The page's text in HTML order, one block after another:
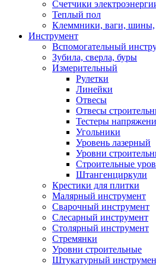
Счетчики
Теплый пол
Клеммники, ваги, шины,
Инструмент
Вспомогательный
Зубила, сверла, буры
Измерительный
Рулетки
Линейки
Отвесы
Отвесы
Тестеры
Угольники
Уровень лазерный
Уровни
Строительные
Штангенциркули
Крестики для плитки
Малярный инструмент
Сварочный инструмент
Слесарный инструмент
Столярный инструмент
Стремянки
Уровни строительные
Штукатурный